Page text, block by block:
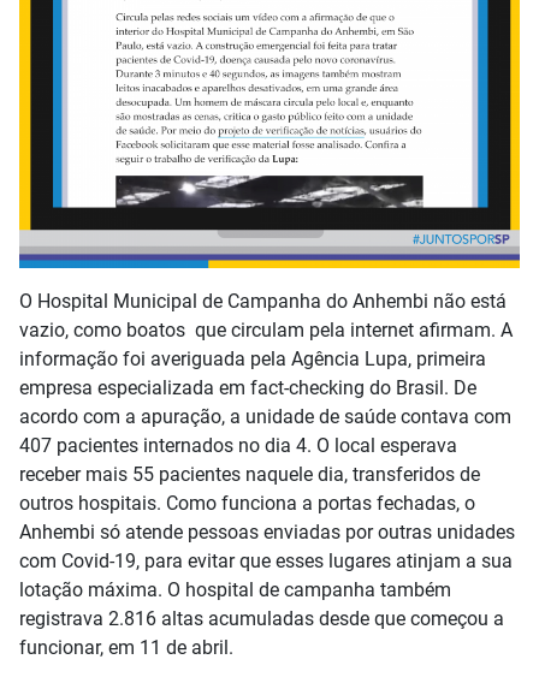
O Hospital Municipal de Campanha do Anhembi não está
vazio, como boatos que circulam pela internet afirmam. A
informação foi averiguada pela Agência Lupa, primeira
empresa especializada em fact-checking do Brasil. De
acordo com a apuração, a unidade de saúde contava com
407 pacientes internados no dia 4. O local esperava
receber mais 55 pacientes naquele dia, transferidos de
outros hospitais. Como funciona a portas fechadas, o
Anhembi só atende pessoas enviadas por outras unidades
com Covid-19, para evitar que esses lugares atinjam a sua
lotação máxima. O hospital de campanha também
registrava 2.816 altas acumuladas desde que começou a
funcionar, em 11 de abril.